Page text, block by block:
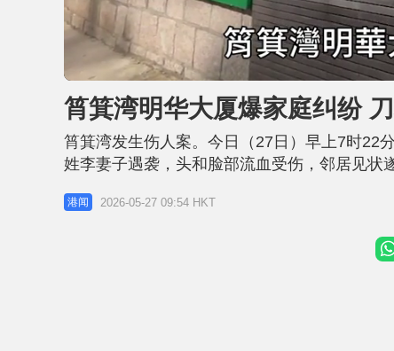
n
u
t
e
筲箕湾明华大厦爆家庭纠纷
筲箕湾发生伤人案。今日（27日）早上7时22
姓李妻子遇袭，头和脸部流血受伤，邻居见状
一条约1.7米长的电话充电线向李妇勒颈，并
人被捕，他正被扣留调查，案件交由东区警区
港闻 2026-05-27 09:54 HKT